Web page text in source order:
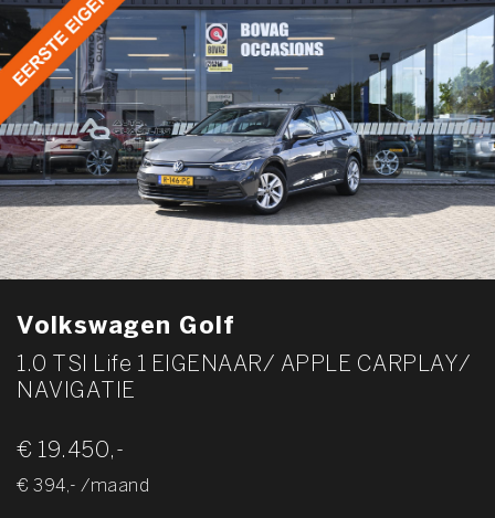
Volkswagen Golf
1.0 TSI Life 1 EIGENAAR/ APPLE CARPLAY/
NAVIGATIE
€ 19.450,-
€ 394,- /maand